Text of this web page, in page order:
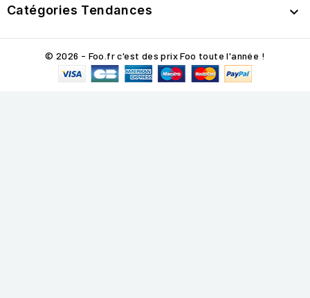
Catégories Tendances 
© 2026 - Foo.fr c'est des prix Foo toute l'année !